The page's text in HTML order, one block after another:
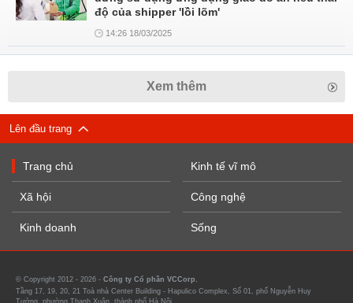
độ của shipper 'lồi lõm'
14:26 18/03/2025
Xem thêm
Lên đầu trang
Trang chủ
Xã hội
Kinh doanh
Kinh tế vĩ mô
Công nghệ
Sống
© Copyright 2012 - 2026 - Công ty Cổ phần VCCorp.
Tầng 17, 19, 20, 21 Toà nhà Center Building - Hapulico Complex, Số 01, phố Nguyễn Huy
Tưởng, phường Thanh Xuân, thành phố Hà Nội